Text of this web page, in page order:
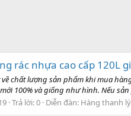
rác nhựa cao cấp 120L
chất lượng sản phẩm khi mua
100% và giống như hình. Nếu
Trả lời: 0 Diễn đàn: Hàng thanh